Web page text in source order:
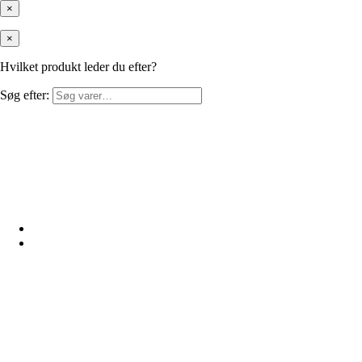
×
×
Hvilket produkt leder du efter?
Søg efter: